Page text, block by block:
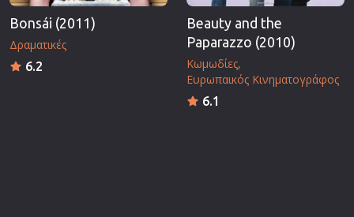
Bonsái (2011)
Δραματικές
6.2
Beauty and the
Paparazzo (2010)
Κωμωδίες
Ευρωπαικός Κινηματογράφος
6.1